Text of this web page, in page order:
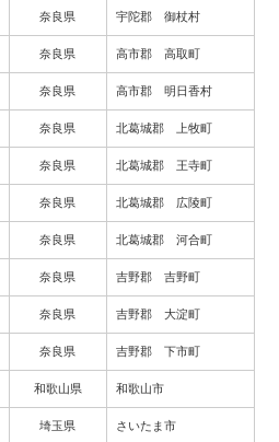
奈良県 宇陀郡 御杖村
奈良県 高市郡 高取町
奈良県 高市郡 明日香村
奈良県 北葛城郡 上牧町
奈良県 北葛城郡 王寺町
奈良県 北葛城郡 広陵町
奈良県 北葛城郡 河合町
奈良県 吉野郡 吉野町
奈良県 吉野郡 大淀町
奈良県 吉野郡 下市町
和歌山県 和歌山市
埼玉県 さいたま市